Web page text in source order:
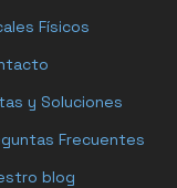
Físicos
y Soluciones
Frecuentes
blog